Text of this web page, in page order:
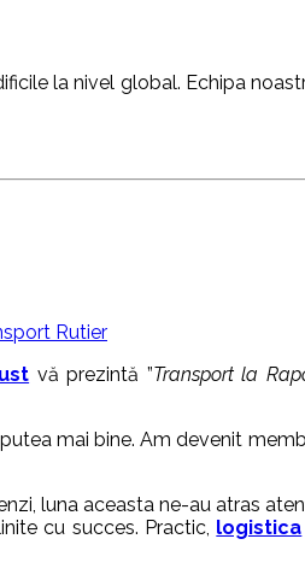
la nivel global. Echipa
Rutier
vă prezintă ”Transport la
mai bine. Am devenit
luna aceasta ne-au atras
cu succes. Practic, logistica